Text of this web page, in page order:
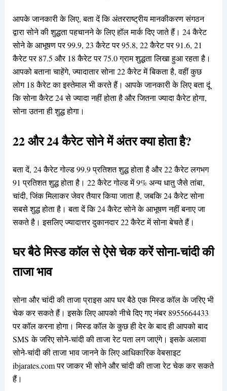
आपके जानकारी के लिए, बता दें कि अंतरराष्ट्रीय मानकीकरण संगठन
द्वारा सोने की शुद्धता पहचानने के लिए हॉल मार्क दिए जाते हैं। 24 कैरेट
सोने के आभूषण पर 99.9, 23 कैरेट पर 95.8, 22 कैरेट पर 91.6, 21
कैरेट पर 87.5 और 18 कैरेट पर 75.0 ग्राम शुद्धता लिखा हुआ रहता है।
आपको बताना चाहेंगे, ज्यादातार सोना 22 कैरेट में बिकता है, वहीं कुछ
लोग 18 कैरेट का इस्तेमाल भी करते हैं। आपके जानकारी के लिए बता दूं
कि सोना कैरेट 24 से ज्यादा नहीं होता है और जितना ज्यादा कैरेट होगा,
सोना उतना ही शुद्ध होगा।
22 और 24 कैरेट सोने में अंतर क्या होता है?
बता दें, 24 कैरेट गोल्ड 99.9 प्रतिशत शुद्ध होता है और 22 कैरेट लगभग
91 प्रतिशत शुद्ध होता है। 22 कैरेट गोल्ड में 9% अन्य धातु जैसे तांबा,
चांदी, जिंक मिलाकर जेवर तैयार किया जाता है, जबकि 24 कैरेट सोना
सबसे शुद्ध होता है। बता दें कि 24 कैरेट सोने के आभूषण नहीं बनाए जा
सकते है। इसलिए ज्यादात्तर दुकानदार 22 कैरेट में सोना बेचते हैं।
घर बैठे मिस्ड कॉल से ऐसे चेक करें सोना-चांदी की
ताजा भाव
सोना और चांदी की ताजा प्राइस आप घर बैठे एक मिस्ड कॉल के जरिए भी
चेक कर सकते हैं। इसके लिए आपको नीचे दिए गए नंबर 8955664433
पर कॉल करना होगा। मिस्ड कॉल के कुछ ही देर के बाद ही आपको बाद
SMS के जरिए सोने-चांदी की ताजा रेट पता लग जाएंगे। इसके अलावा
सोने-चांदी की ताजा भाव जानने के लिए आधिकारिक वेबसाइट
ibjarates.com पर जाकर भी सोने और चांदी की ताजा रेट चेक कर सकते
हैं।